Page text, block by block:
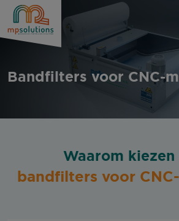
Bandfilters voor CNC-
Waarom kiezen
bandfilters voor